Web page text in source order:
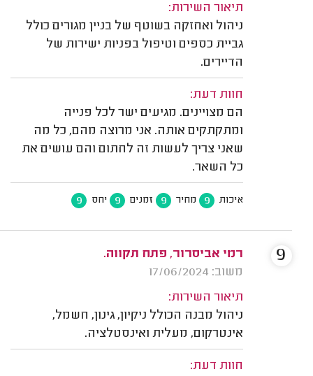
תיאור השירות:
ניהול ואחזקה בשוטף של בניין מגורים כולל
גביית כספים וטיפול בפניות ישירות של
הדיירים.
חוות דעת:
הם מצויינים. מגיעים ישר לכל פנייה
ומתקתקים אותה. אני מרוצה מהם, כל מה
שאני צריך לעשות זה לחתום והם עושים את
כל השאר.
איכות 9 מחיר 9 זמנים 9 יחס 9
רמי אביסרור, פתח תקווה.
משוב: 17/06/2024
תיאור השירות:
ניהול מבנה הכולל ניקיון, גינון, חשמל,
אינטרקום, מעלית ואינסטלציה.
חוות דעת:
9